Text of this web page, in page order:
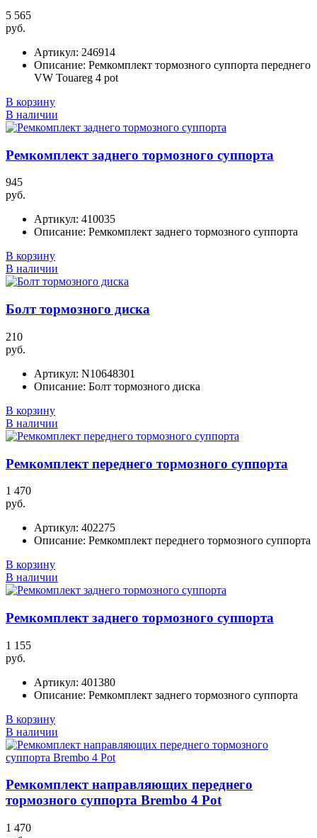
5 565
руб.
Артикул: 246914
Описание: Ремкомплект тормозного суппорта переднего
VW Touareg 4 pot
В корзину
В наличии
Ремкомплект заднего тормозного суппорта
945
руб.
Артикул: 410035
Описание: Ремкомплект заднего тормозного суппорта
В корзину
В наличии
Болт тормозного диска
210
руб.
Артикул: N10648301
Описание: Болт тормозного диска
В корзину
В наличии
Ремкомплект переднего тормозного суппорта
1 470
руб.
Артикул: 402275
Описание: Ремкомплект переднего тормозного суппорта
В корзину
В наличии
Ремкомплект заднего тормозного суппорта
1 155
руб.
Артикул: 401380
Описание: Ремкомплект заднего тормозного суппорта
В корзину
В наличии
Ремкомплект направляющих переднего
тормозного суппорта Brembo 4 Pot
1 470